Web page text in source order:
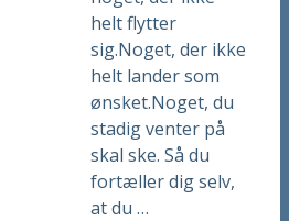
helt flytter
sig.Noget, der ikke
helt lander som
ønsket.Noget, du
stadig venter på
skal ske. Så du
fortæller dig selv,
at du …